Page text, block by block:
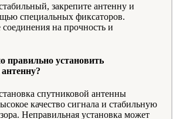
закрепите антенну и
специальных фиксаторов.
соединения на прочность и
правильно установить
спутниковой антенны
качество сигнала и стабильную
Неправильная установка может